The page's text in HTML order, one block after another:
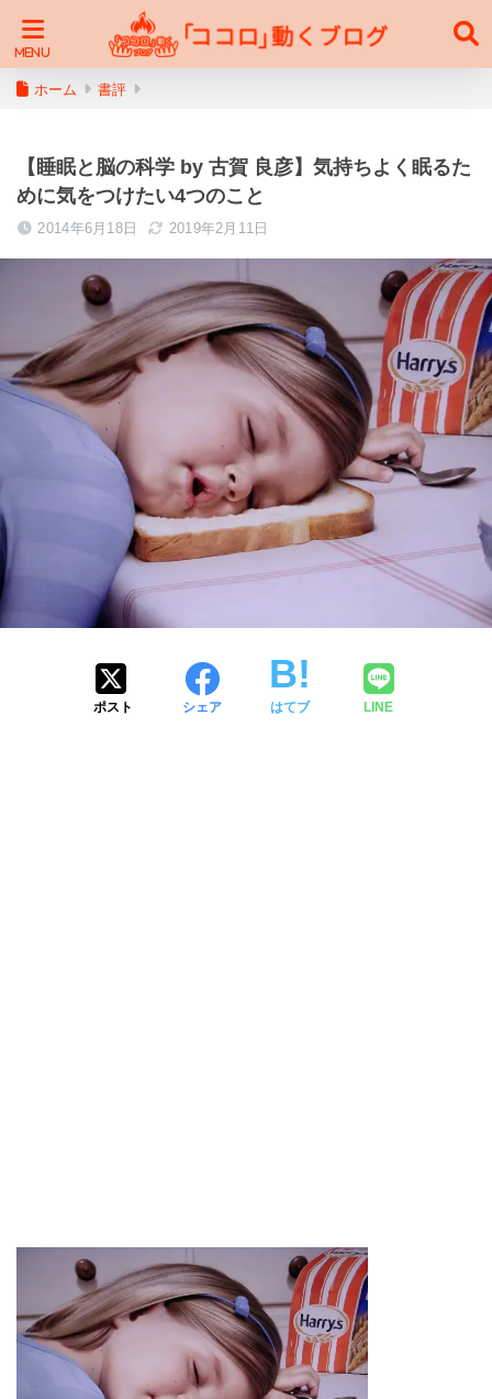
ホーム 書評
【睡眠と脳の科学 by 古賀 良彦】気持ちよく眠るた
めに気をつけたい4つのこと
2014年6月18日 2019年2月11日
ポスト シェア はてブ LINE